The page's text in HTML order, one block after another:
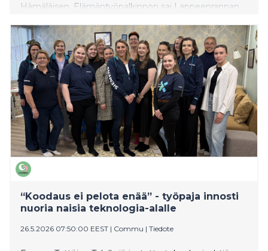
Hämäläisen. Elämäntyöpalkinnon sai Lappeenrannan
jolle erityisesti Pien-Saimaan tilan parantaminen on
ollut tärkeää. Tunnustukset jaettiin
vesistökunnostusverkoston vuosiseminaarissa
Kuopiossa 2. kesäkuuta.
“Koodaus ei pelota enää” - työpaja innosti
nuoria naisia teknologia-alalle
26.5.2026 07:50:00 EEST | Commu | Tiedote